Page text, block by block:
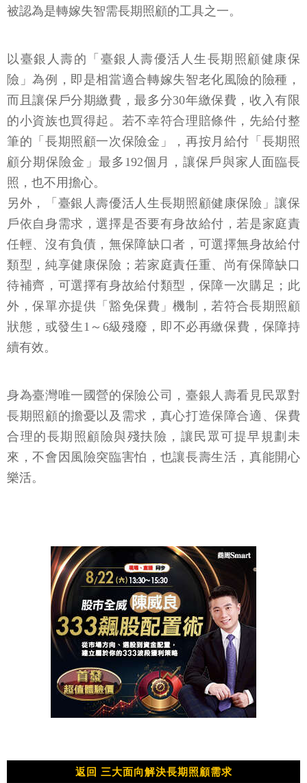
被認為是轉嫁失智需長期照顧的工具之一。
以臺銀人壽的「臺銀人壽優活人生長期照顧健康保
險」為例，即是相當適合轉嫁失智老化風險的險種，
而且讓保戶分期繳費，最多分30年繳保費，收入有限
的小資族也買得起。若不幸符合理賠條件，先給付整
筆的「長期照顧一次保險金」，再按月給付「長期照
顧分期保險金」最多192個月，讓保戶與家人面臨長
照，也不用擔心。
另外，「臺銀人壽優活人生長期照顧健康保險」讓保
戶依自身需求，選擇是否要有身故給付，若是家庭責
任輕、沒有負債，無保障缺口者，可選擇無身故給付
類型，純享健康保險；若家庭責任重、尚有保障缺口
待補齊，可選擇有身故給付類型，保障一次購足；此
外，保單亦提供「豁免保費」機制，若符合長期照顧
狀態，或發生1～6級殘廢，即不必再繳保費，保障持
續有效。
身為臺灣唯一國營的保險公司，臺銀人壽看見民眾對
長期照顧的擔憂以及需求，真心打造保障合適、保費
合理的長期照顧險與殘扶險，讓民眾可提早規劃未
來，不會因風險突臨害怕，也讓長壽生活，真能開心
樂活。
返回 三大面向解決長期照顧需求